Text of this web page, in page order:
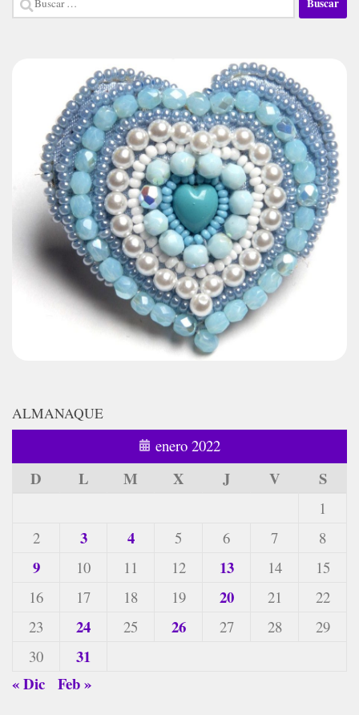
ALMANAQUE
enero 2022
D L M X J V S
1
2
3 4 5 6 7 8
9 10 11 12 13 14
15
16
17 18 19 20 21
22
23
24 25 26 27 28
29
30
31
« Dic Feb »